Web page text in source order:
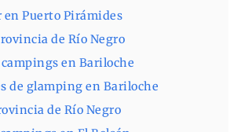
en Puerto Pirámides
de Río Negro
en Bariloche
de glamping en Bariloche
de Río Negro